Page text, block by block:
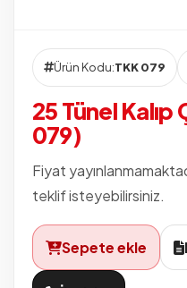
Ürün Kodu:TKK 079
25 Tünel
079)
Fiyat
teklif isteyebilirsiniz.
Sepete ekle